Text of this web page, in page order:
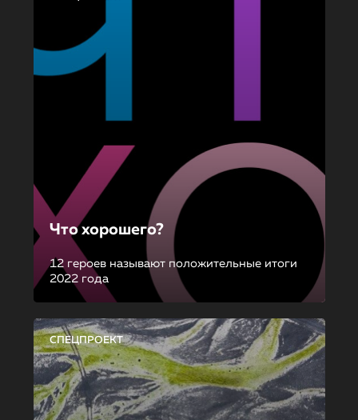
Что хорошего?
12 героев называют положительные итоги
2022 года
СПЕЦПРОЕКТ